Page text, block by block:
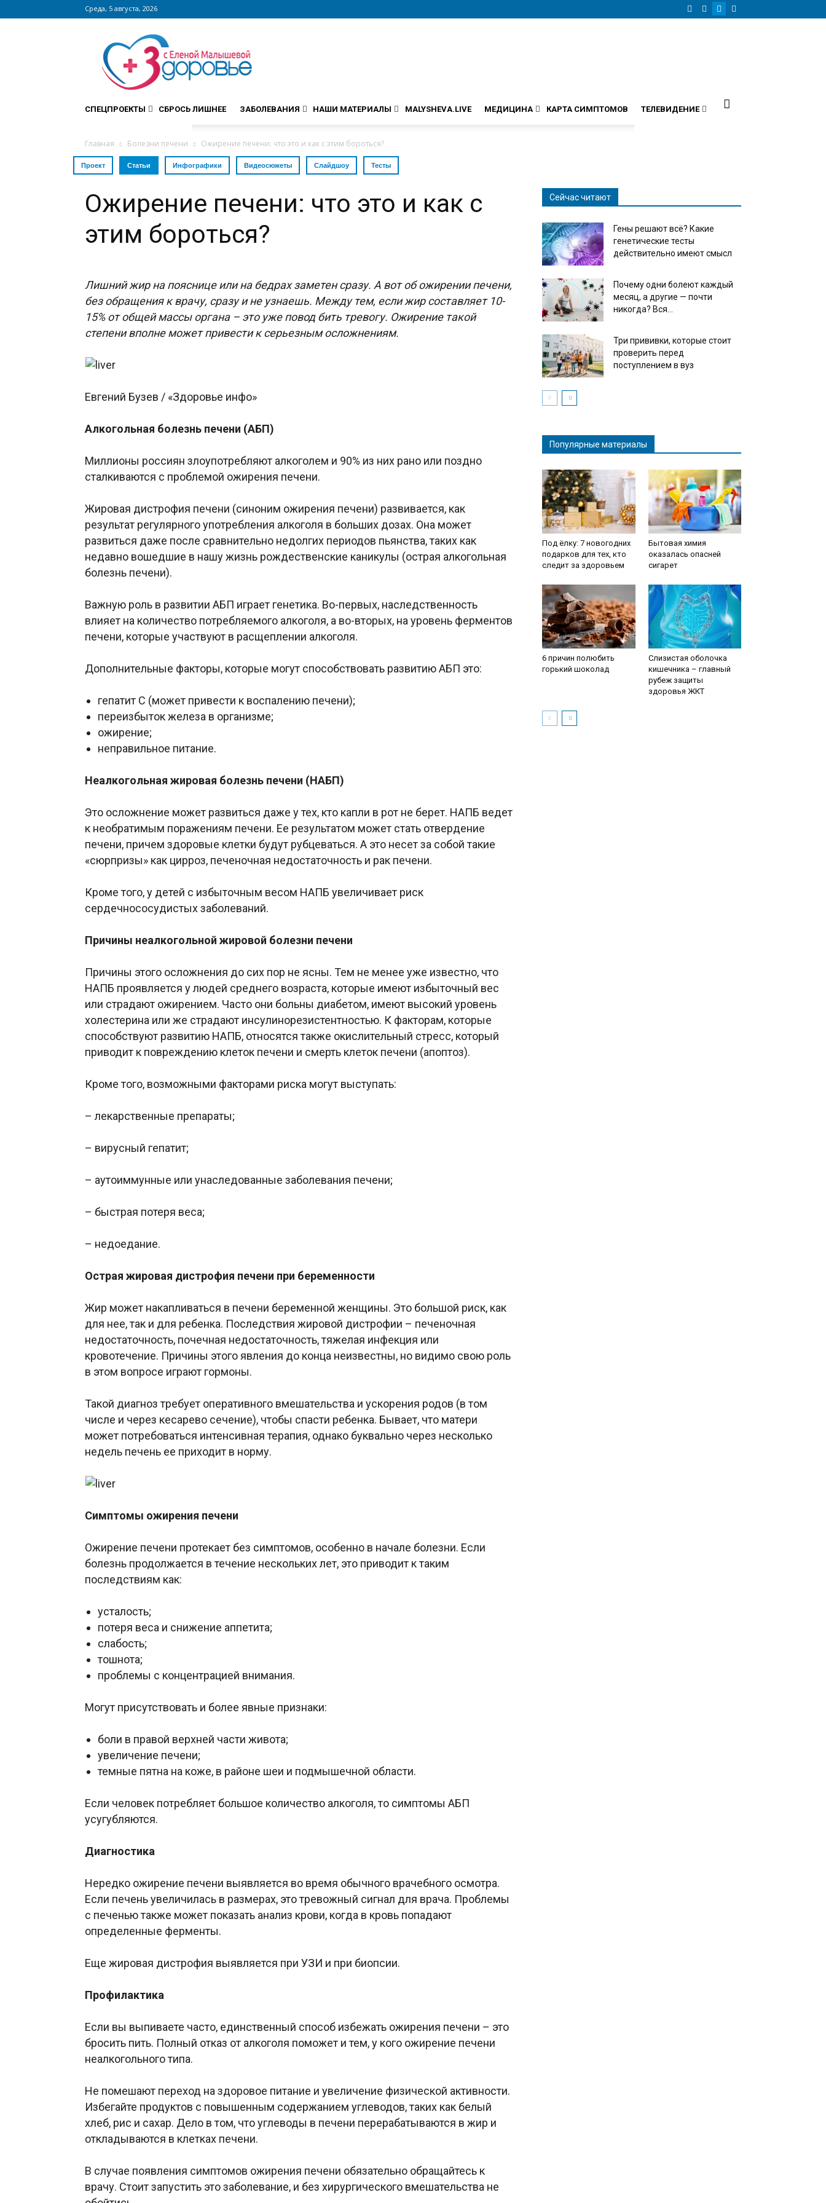
Среда, 5 августа, 2026
Сайт
zdorovieinfo.ru
крупнейший
медицинский
интернет-
СПЕЦПРОЕКТЫ СБРОСЬ ЛИШНЕЕ ЗАБОЛЕВАНИЯ НАШИ МАТЕРИАЛЫ MALYSHEVA.LIVE МЕДИЦИНА КАРТА СИМПТОМОВ ТЕЛЕВИДЕНИЕ
Главная Болезни печени Ожирение печени: что это и как с этим бороться?
Проект Статьи Инфографики Видеосюжеты Слайдшоу Тесты
Ожирение печени: что это и как с
этим бороться?
Лишний жир на пояснице или на бедрах заметен сразу. А вот об ожирении печени,
без обращения к врачу, сразу и не узнаешь. Между тем, если жир составляет 10-
15% от общей массы органа – это уже повод бить тревогу. Ожирение такой
степени вполне может привести к серьезным осложнениям.
Евгений Бузев / «Здоровье инфо»
Алкогольная болезнь печени (АБП)
Миллионы россиян злоупотребляют алкоголем и 90% из них рано или поздно
сталкиваются с проблемой ожирения печени.
Жировая дистрофия печени (синоним ожирения печени) развивается, как
результат регулярного употребления алкоголя в больших дозах. Она может
развиться даже после сравнительно недолгих периодов пьянства, таких как
недавно вошедшие в нашу жизнь рождественские каникулы (острая алкогольная
болезнь печени).
Важную роль в развитии АБП играет генетика. Во-первых, наследственность
влияет на количество потребляемого алкоголя, а во-вторых, на уровень ферментов
печени, которые участвуют в расщеплении алкоголя.
Дополнительные факторы, которые могут способствовать развитию АБП это:
гепатит С (может привести к воспалению печени);
переизбыток железа в организме;
ожирение;
неправильное питание.
Неалкогольная жировая болезнь печени (НАБП)
Это осложнение может развиться даже у тех, кто капли в рот не берет. НАПБ ведет
к необратимым поражениям печени. Ее результатом может стать отвердение
печени, причем здоровые клетки будут рубцеваться. А это несет за собой такие
«сюрпризы» как цирроз, печеночная недостаточность и рак печени.
Кроме того, у детей с избыточным весом НАПБ увеличивает риск
сердечнососудистых заболеваний.
Причины неалкогольной жировой болезни печени
Причины этого осложнения до сих пор не ясны. Тем не менее уже известно, что
НАПБ проявляется у людей среднего возраста, которые имеют избыточный вес
или страдают ожирением. Часто они больны диабетом, имеют высокий уровень
холестерина или же страдают инсулинорезистентностью. К факторам, которые
способствуют развитию НАПБ, относятся также окислительный стресс, который
приводит к повреждению клеток печени и смерть клеток печени (апоптоз).
Кроме того, возможными факторами риска могут выступать:
– лекарственные препараты;
– вирусный гепатит;
– аутоиммунные или унаследованные заболевания печени;
– быстрая потеря веса;
– недоедание.
Острая жировая дистрофия печени при беременности
Жир может накапливаться в печени беременной женщины. Это большой риск, как
для нее, так и для ребенка. Последствия жировой дистрофии – печеночная
недостаточность, почечная недостаточность, тяжелая инфекция или
кровотечение. Причины этого явления до конца неизвестны, но видимо свою роль
в этом вопросе играют гормоны.
Такой диагноз требует оперативного вмешательства и ускорения родов (в том
числе и через кесарево сечение), чтобы спасти ребенка. Бывает, что матери
может потребоваться интенсивная терапия, однако буквально через несколько
недель печень ее приходит в норму.
Симптомы ожирения печени
Ожирение печени протекает без симптомов, особенно в начале болезни. Если
болезнь продолжается в течение нескольких лет, это приводит к таким
последствиям как:
усталость;
потеря веса и снижение аппетита;
слабость;
тошнота;
проблемы с концентрацией внимания.
Могут присутствовать и более явные признаки:
боли в правой верхней части живота;
увеличение печени;
темные пятна на коже, в районе шеи и подмышечной области.
Если человек потребляет большое количество алкоголя, то симптомы АБП
усугубляются.
Диагностика
Нередко ожирение печени выявляется во время обычного врачебного осмотра.
Если печень увеличилась в размерах, это тревожный сигнал для врача. Проблемы
с печенью также может показать анализ крови, когда в кровь попадают
определенные ферменты.
Еще жировая дистрофия выявляется при УЗИ и при биопсии.
Профилактика
Если вы выпиваете часто, единственный способ избежать ожирения печени – это
бросить пить. Полный отказ от алкоголя поможет и тем, у кого ожирение печени
неалкогольного типа.
Не помешают переход на здоровое питание и увеличение физической активности.
Избегайте продуктов с повышенным содержанием углеводов, таких как белый
хлеб, рис и сахар. Дело в том, что углеводы в печени перерабатываются в жир и
откладываются в клетках печени.
В случае появления симптомов ожирения печени обязательно обращайтесь к
врачу. Стоит запустить это заболевание, и без хирургического вмешательства не
Сейчас читают
Гены решают всё? Какие
генетические тесты
действительно имеют смысл
Почему одни болеют каждый
месяц, а другие — почти
никогда? Вся...
Три прививки, которые стоит
проверить перед
поступлением в вуз
Популярные материалы
Под ёлку: 7 новогодних
подарков для тех, кто
следит за здоровьем
Бытовая химия
оказалась опасней
сигарет
6 причин полюбить
горький шоколад
Слизистая оболочка
кишечника – главный
рубеж защиты
здоровья ЖКТ